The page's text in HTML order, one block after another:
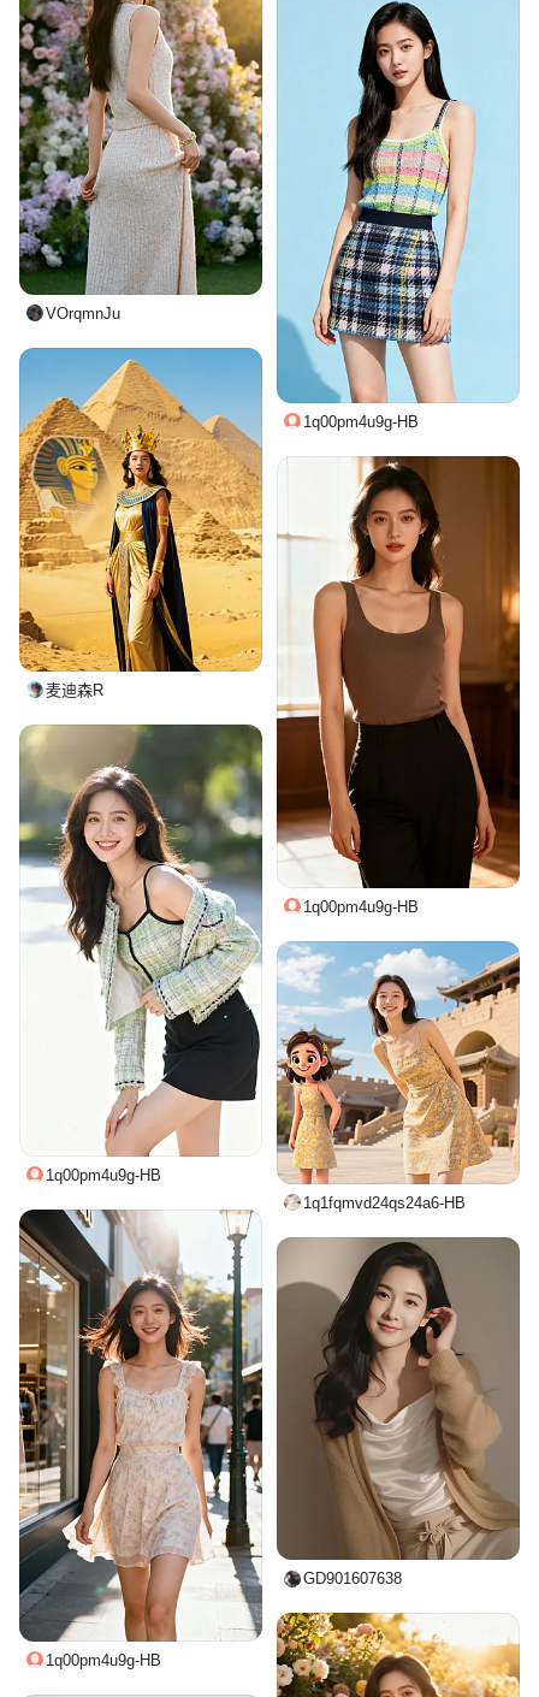
VOrqmnJu
1q00pm4u9g-HB
麦迪森R
1q00pm4u9g-HB
1q00pm4u9g-HB
1q1fqmvd24qs24a6-HB
1q00pm4u9g-HB
GD901607638